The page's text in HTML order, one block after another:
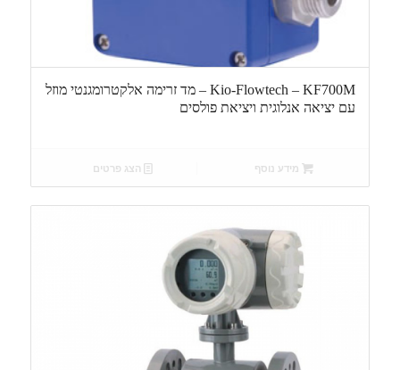
Kio-Flowtech – KF700M – מד זרימה אלקטרומגנטי מוזל
עם יציאה אנלוגית ויציאת פולסים
מידע נוסף הצג פרטים